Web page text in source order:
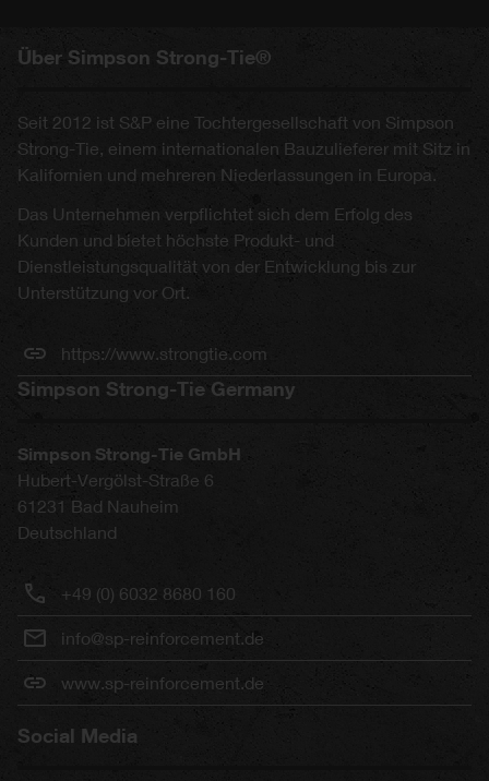
Über Simpson Strong-Tie®
Seit 2012 ist S&P eine Tochtergesellschaft von Simpson
Strong-Tie, einem internationalen Bauzulieferer mit Sitz in
Kalifornien und mehreren Niederlassungen in Europa.
Das Unternehmen verpflichtet sich dem Erfolg des
Kunden und bietet höchste Produkt- und
Dienstleistungsqualität von der Entwicklung bis zur
Unterstützung vor Ort.
https://www.strongtie.com
Simpson Strong-Tie Germany
Simpson Strong-Tie GmbH
Hubert-Vergölst-Straße 6
61231 Bad Nauheim
Deutschland
+49 (0) 6032 8680 160
info@sp-reinforcement.de
www.sp-reinforcement.de
Social Media